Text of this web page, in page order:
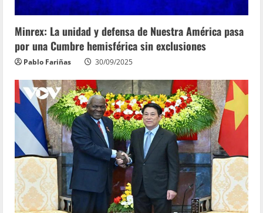
Minrex: La unidad y defensa de Nuestra América pasa
por una Cumbre hemisférica sin exclusiones
Pablo Fariñas 30/09/2025